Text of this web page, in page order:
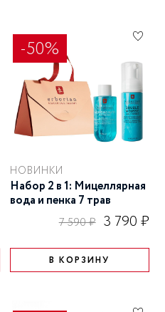
-50%
НОВИНКИ
Набор 2 в 1: Мицеллярная
вода и пенка 7 трав
7 590 ₽ 3 790 ₽
В КОРЗИНУ